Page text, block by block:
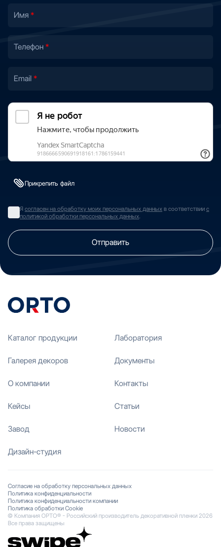
Имя
Телефон
Email
Прикрепить файл
Я согласен на обработку моих персональных данных в соответствии с
политикой обработки персональных данных.
Отправить
Каталог продукции
Галерея декоров
О компании
Кейсы
Завод
Дизайн-студия
Лаборатория
Документы
Контакты
Статьи
Новости
Согласие на обработку персональных данных
Политика конфиденциальности
Политика конфиденциальности компании
Политика обработки Cookie
© Компания ОРТО® - Российский производитель декоративной пленки 2026
Все права защищены